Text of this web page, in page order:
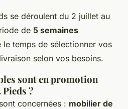
se déroulent du 2 juillet au
de 5 semaines
le temps de sélectionner vos
selon vos besoins.
sont en promotion
?
concernées : mobilier de